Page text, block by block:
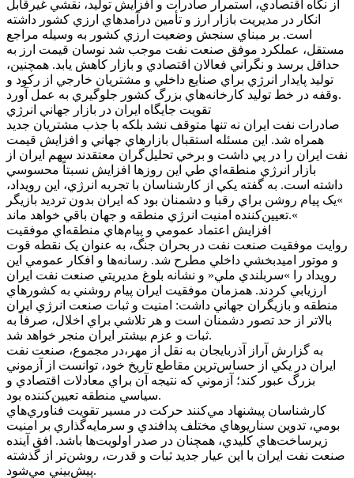
از نگاه اقتصادي، استمرار صادرات و افزايش توليد، نقشي غيرقابل
انکار در مديريت بازار ارز و تأمين درآمدهاي ارزي کشور داشته
است. بر مبناي سنجش وضعيت ارزي کشور به وسيله مراجع
مستقل، عملکرد موفق صنعت نفت موجب شد نوسان قيمت ارز به
حداقل برسد و نگراني فعالان اقتصادي و بازار کاهش يابد. همچنين،
توليد پايدار انرژي براي صنايع داخلي و مشتريان خارجي از رکود و
وقفه در خط توليد کارخانه‌هاي بزرگ کشور جلوگيري به عمل آورد.
تقويت جايگاه ايران در بازار جهاني انرژي
صادرات نفت ايران نه تنها متوقف نشد بلکه با جذب مشتريان جديد
همراه شد. اين مسئله استقبال بازارهاي جهاني و افزايش قيمت
نفت ايران را در پي داشت و برخي تحليل‌گران معتقدند سهم ايران از
بازار انرژي منطقه‌اي طي اين روزها افزايش نسبتاً محسوسي
داشته است. به گفته يکي از کارشناسان با تجربه انرژي، اين رويداد،
»يک پيام روشن براي رقبا و دشمنان بود که ايران بدون ترديد بازيگر
تعيين‌کننده امنيت انرژي منطقه و جهان باقي خواهد ماند.«
افزايش اعتماد عمومي و پيام‌هاي منطقه‌اي موفقيت
روايت موفقيت صنعت نفت در بحران جنگ، به عنوان يک نقطه قوت
و موتور اميدبخشي داخلي مطرح شد. رسانه‌ها و افکار عمومي اين
رويداد را »سربلندي ملي« و نشانه بلوغ مديريتي صنعت نفت ايران
ارزيابي کردند. همزمان موفقيت ايران پيام روشني به کشورهاي
منطقه و بازيگران جهاني داشت: امنيت و ثبات صنعت انرژي ايران
بالاتر از حد تصور دشمنان است و هر تلاشي براي اخلال، صرفاً به
ثبات و عزم بيشتر ايران منجر خواهد شد.
به گزارش آراز آذربايجان به نقل از مهر،در مجموع، صنعت نفت
ايران در يکي از حساس‌ترين مقاطع تاريخ خود، توانست از آزموني
بزرگ عبور کند؛ آزموني که نتيجه آن براي معادلات اقتصادي و
سياسي منطقه تعيين‌کننده بود.
کارشناسان پيشنهاد مي‌کنند حرکت در مسير تقويت فناوري‌هاي
بومي، تدوين سناريوهاي مختلف پدافندي و سرمايه‌گذاري بر امنيت
زيرساخت‌هاي کليدي، همچنان در صدر اولويت‌ها باشد. افق آينده
صنعت نفت ايران با اين عيار جديد ثبات و قدرت، روشن‌تر از گذشته
پيش‌بيني مي‌شود.